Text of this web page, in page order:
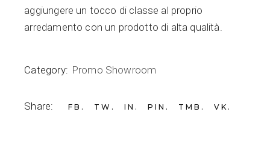
aggiungere un tocco di classe al proprio
arredamento con un prodotto di alta qualità.
Category: Promo Showroom
Share: FB TW IN PIN TMB VK